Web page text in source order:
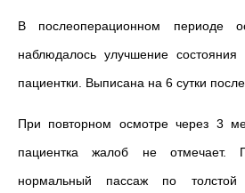
В послеоперационном периоде
наблюдалось улучшение
пациентки. Выписана на 6 сутки
При повторном осмотре через 3
пациентка жалоб не отмечает.
нормальный пассаж по